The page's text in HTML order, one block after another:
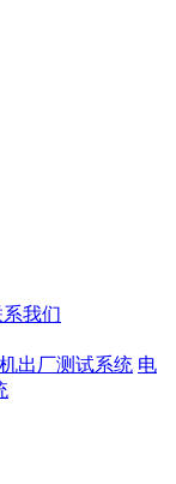
我们
出厂测试系统 电